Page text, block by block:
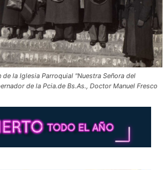
la Iglesia Parroquial "Nuestra Señora del
de la Pcia.de Bs.As., Doctor Manuel Fresco